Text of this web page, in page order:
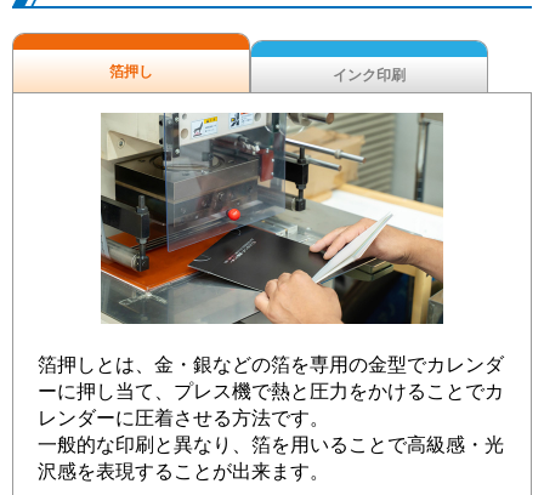
箔押し インク印刷
箔押しとは、金・銀などの箔を専用の金型でカレンダ
ーに押し当て、プレス機で熱と圧力をかけることでカ
レンダーに圧着させる方法です。
一般的な印刷と異なり、箔を用いることで高級感・光
沢感を表現することが出来ます。